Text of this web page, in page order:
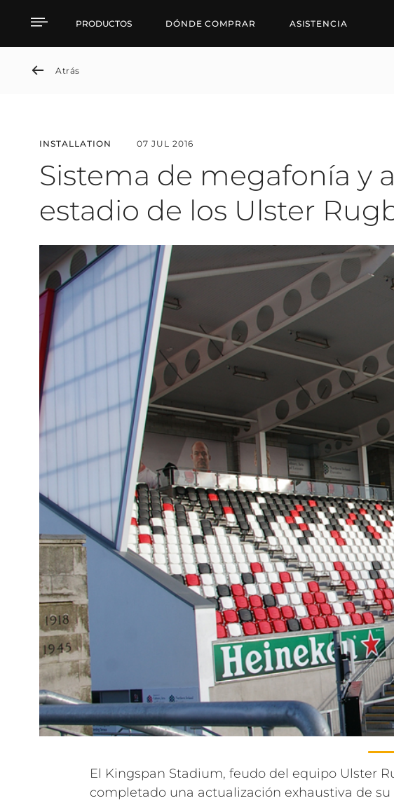
Sistema de megafonía y
PRODUCTOS DÓNDE COMPRAR ASISTENCIA
Atrás
INSTALLATION 07 JUL 2016
Sistema de megafonía y
estadio de los Ulster
El Kingspan Stadium, feudo del equipo Ulster
completado una actualización exhaustiva de su